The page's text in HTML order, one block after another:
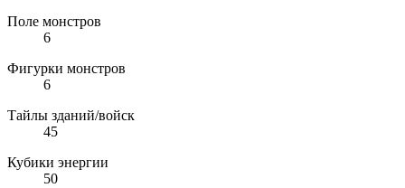
Поле монстров
6
Фигурки монстров
6
Тайлы зданий/войск
45
Кубики энергии
50